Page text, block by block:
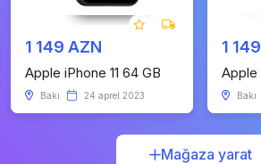
1 149 AZN
Apple iPhone 11 64 GB
Bakı 24 aprel 2023
1
Apple
Bakı
Mağaza yarat